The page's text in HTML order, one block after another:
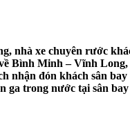
nhà xe chuyên rước
Bình Minh – Vĩnh
nhận đón khách sân
ga trong nước tại sân